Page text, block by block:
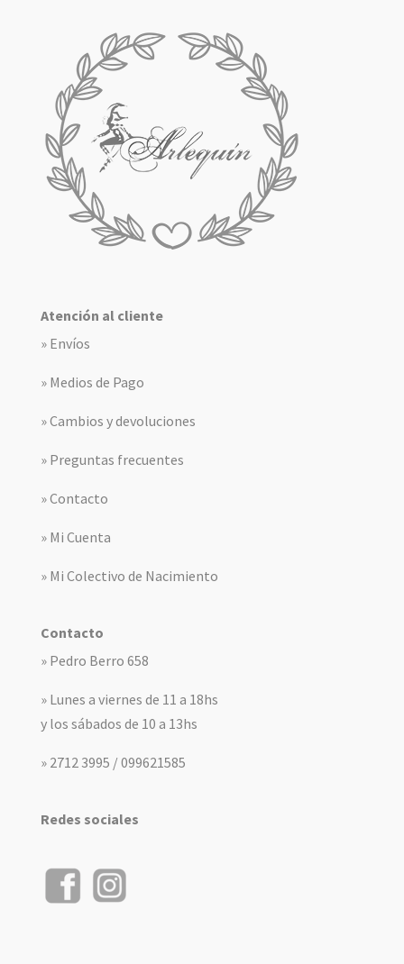
Atención al cliente
» Envíos
» Medios de Pago
» Cambios y devoluciones
» Preguntas frecuentes
» Contacto
» Mi Cuenta
» Mi Colectivo de Nacimiento
Contacto
» Pedro Berro 658
» Lunes a viernes de 11 a 18hs
y los sábados de 10 a 13hs
» 2712 3995 / 099621585
Redes sociales